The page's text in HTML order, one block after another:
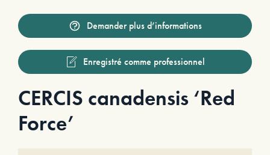
Demander plus d’informations
Enregistré comme professionnel
CERCIS canadensis ‘Red
Force’